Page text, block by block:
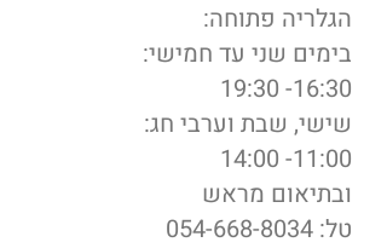
הגלריה פתוחה:
בימים שני עד חמישי:
16:30- 19:30
שישי, שבת וערבי חג:
11:00- 14:00
ובתיאום מראש
טל: 054-668-8034